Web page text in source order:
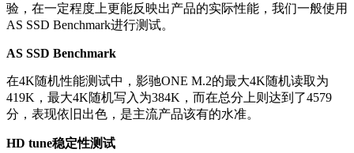
验，在一定程度上更能反映出产品的实际性能，我们一般使用
AS SSD Benchmark进行测试。
AS SSD Benchmark
在4K随机性能测试中，影驰ONE M.2的最大4K随机读取为
419K，最大4K随机写入为384K，而在总分上则达到了4579
分，表现依旧出色，是主流产品该有的水准。
HD tune稳定性测试